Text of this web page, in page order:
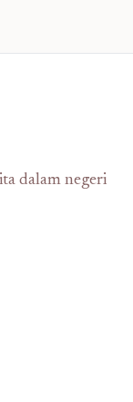
dalam negeri